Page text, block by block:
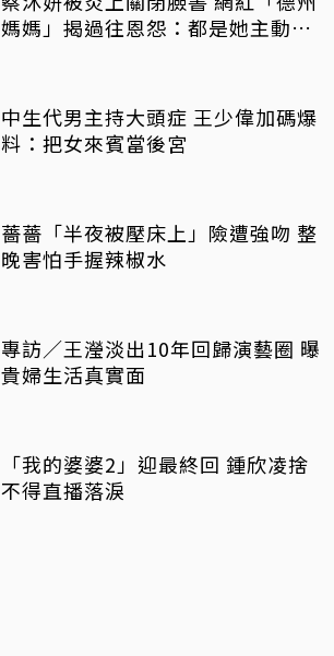
媽媽」揭過往恩怨：都是她主動攻
中生代男主持大頭症 王少偉加碼爆
料：把女來賓當後宮
薔薔「半夜被壓床上」險遭強吻 整
晚害怕手握辣椒水
專訪／王瀅淡出10年回歸演藝圈 曝
貴婦生活真實面
「我的婆婆2」迎最終回 鍾欣凌捨
不得直播落淚